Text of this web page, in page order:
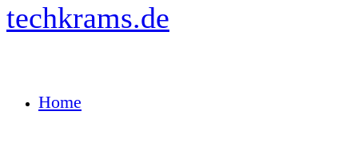
techkrams.de
Home